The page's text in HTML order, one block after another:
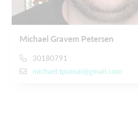
Michael Gravem Petersen
30180791
michael.tpsmuii@gmail.com